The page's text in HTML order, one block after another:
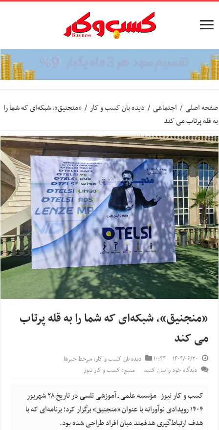
صفحه اصلی / اجتماعی / دیده بان کسب و کار / «منجنیق»، شبکه‌ای که شما را
به قله پرتاب می کند
«منجنیق»، شبکه‌ای که شما را به قله پرتاب
می کند
۱۴۰۴/۰۶/۳۰ ۱۰:۴۴ دیده بان کسب و کار,سرخط خبرها
دیدگاه خود را بیان کنید
منبع: کسب و کار نیوز
کسب و کار نیوز- مؤسسه علمی ـ آموزشی تلسی در تاریخ ۲۸ شهریور
۱۴۰۴ رویدادی نوآورانه با عنوان «منجنیق» برگزار کرد؛ برنامه‌ای که با
هدف ارتباط‌گیری هدفمند میان افراد طراحی شده بود.